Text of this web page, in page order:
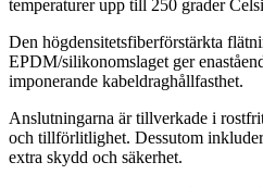
temperaturer upp till 250 grader
Den högdensitetsfiberförstärkta
EPDM/silikonomslaget ger
imponerande kabeldraghållfasthet.
Anslutningarna är tillverkade i
och tillförlitlighet. Dessutom
extra skydd och säkerhet.